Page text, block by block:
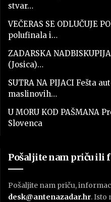
stvar…
VEČERAS SE ODLUČUJE
polufinala i…
ZADARSKA
(Josica)…
SUTRA NA PIJACI Fešta
maslinovih…
U MORU KOD PAŠMANA
Slovenca
Pošaljite nam priču ili
Pošaljite nam priču,
desk@antenazadar.hr. Isto